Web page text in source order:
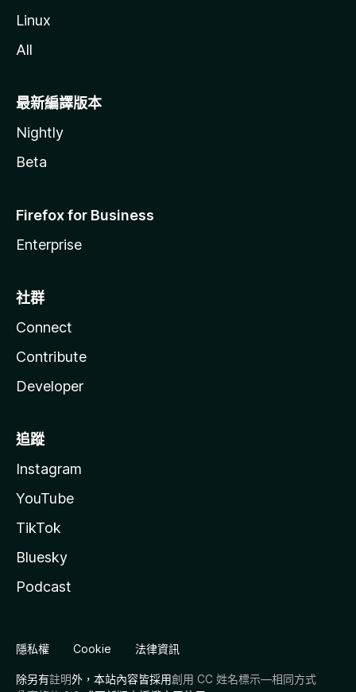
Linux
All
最新編譯版本
Nightly
Beta
Firefox for Business
Enterprise
社群
Connect
Contribute
Developer
追蹤
Instagram
YouTube
TikTok
Bluesky
Podcast
隱私權 Cookie 法律資訊
除另有註明外，本站內容皆採用創用 CC 姓名標示—相同方式